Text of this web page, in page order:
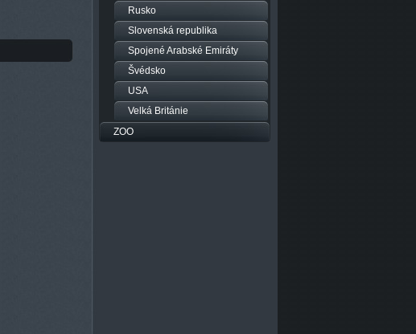
Rusko
Slovenská republika
Spojené Arabské Emiráty
Švédsko
USA
Velká Británie
ZOO